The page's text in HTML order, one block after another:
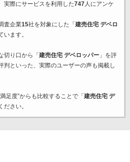
実際にサービスを利用した747人にアンケ
査企業15社を対象にした「 建売住宅 デベロ
ます。
切り口から「 建売住宅 デベロッパー」を評
判といった、実際のユーザーの声も掲載し
足度”からも比較することで「 建売住宅 デ
ださい。